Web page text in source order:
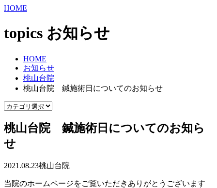
HOME
topics お知らせ
HOME
お知らせ
桃山台院
桃山台院 鍼施術日についてのお知らせ
桃山台院 鍼施術日についてのお知ら
せ
2021.08.23桃山台院
当院のホームページをご覧いただきありがとうございます